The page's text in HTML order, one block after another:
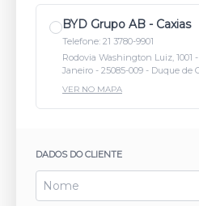
BYD Grupo AB - Caxias
Telefone: 21 3780-9901
Rodovia Washington Luiz, 1001
Janeiro - 25085-009 - Duque de
VER NO MAPA
DADOS DO CLIENTE